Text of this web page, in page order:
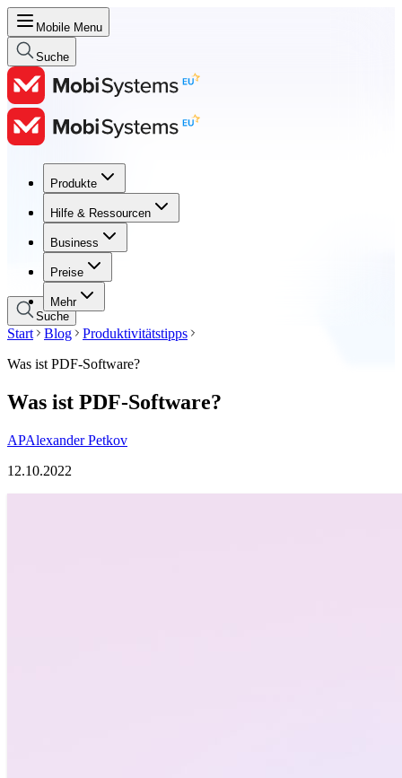
Mobile Menu
Suche
Produkte
Hilfe & Ressourcen
Business
Preise
Mehr
Produkte
Hilfe & Ressourcen
Business
Preise
Suche
Start Blog
Produktivitätstipps
Was ist PDF-Software?
Was ist PDF-Software?
APAlexander Petkov
12.10.2022